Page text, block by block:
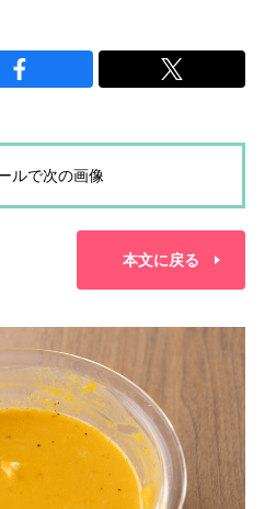
ルで次の画像
本文に戻る